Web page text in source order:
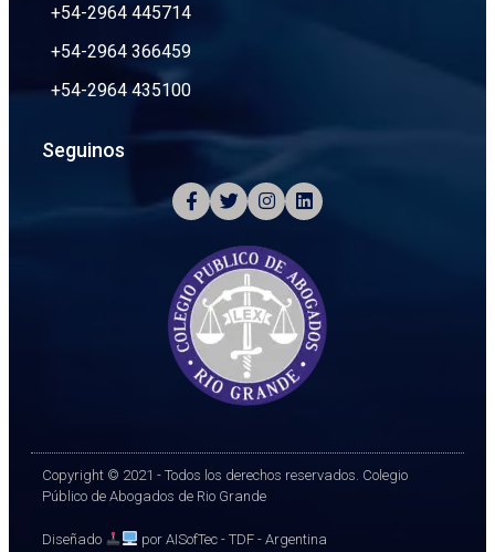
+54-2964 445714
+54-2964 366459
+54-2964 435100
Seguinos
Copyright © 2021 - Todos los derechos reservados. Colegio
Público de Abogados de Rio Grande
Diseñado por AISofTec - TDF - Argentina